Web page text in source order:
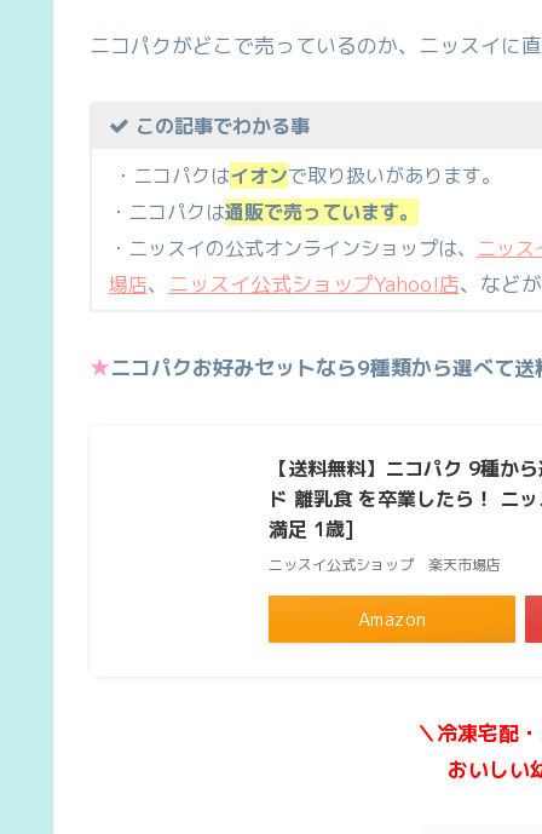
ニコパクがどこで売っているのか、ニッスイに
この記事でわかる事
・ニコパクはイオンで取り扱いがあります。
・ニコパクは通販で売っています。
・ニッスイの公式オンラインショップは、 ニッ
場店、 ニッスイ公式ショップYahoo!店、など
★ニコパクお好みセットなら9種類から選べて
【送料無料】ニコパク 9種か
ド 離乳食 を卒業したら！ ニ
満足 1歳]
ニッスイ公式ショップ 楽天市場店
Amazon
＼冷凍宅配
おいしい